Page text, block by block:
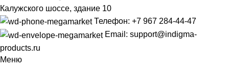
Калужского шоссе, здание 10
Телефон: +7 967 284-44-47
Email: support@indigma-
products.ru
Меню